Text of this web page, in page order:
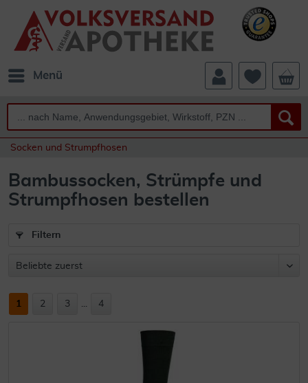
Menü
Socken und Strumpfhosen
Bambussocken, Strümpfe und
Strumpfhosen bestellen
Filtern
1 2 3 ... 4